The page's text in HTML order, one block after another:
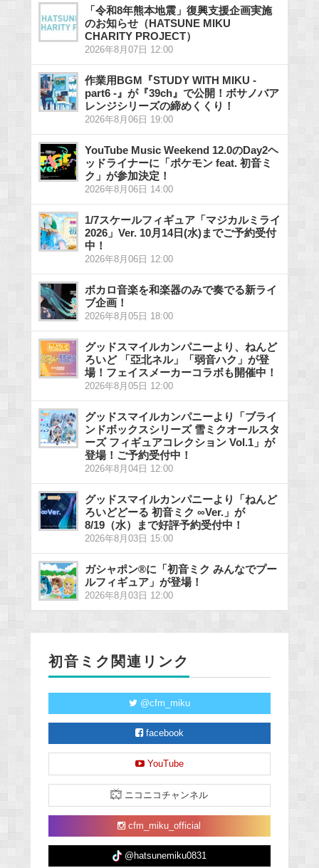
「令和8年熊本地震」復興支援企画実施
のお知らせ（HATSUNE MIKU
CHARITY PROJECT）
2026年8月07日 12:00
作業用BGM『STUDY WITH MIKU -
part6 -』が『39ch』で公開！ボサノバア
レンジシリーズの締めくくり！
2026年8月06日 19:00
YouTube Music Weekend 12.0のDay2ヘ
ッドライナーに「ポケモン feat. 初音ミ
ク」が参加決定！
2026年8月06日 14:00
1/7スケールフィギュア「マジカルミライ
2026」Ver. 10月14日(水)までご予約受付
中！
2026年8月06日 12:00
ボカロ音楽を和楽器のみで奏でる新ライ
ブ企画！
2026年8月05日 18:00
グッドスマイルカンパニーより、ねんど
ろいど 「亞北ネル」「弱音ハク」が登
場！フェイスメーカーコラボも開催中！
2026年8月05日 12:00
グッドスマイルカンパニーより「ブライ
ンドボックスシリーズ 雪ミクオールスタ
ーズ フィギュアコレクション Vol.1」が
登場！ご予約受付中！
2026年8月04日 12:00
グッドスマイルカンパニーより「ねんど
ろいどどーる 初音ミク ∞Ver.」が
8/19（水）まで好評予約受付中！
2026年8月03日 15:00
ガシャポン®に「初音ミク みんなでプー
ルフィギュア」が登場！
2026年8月03日 12:00
初音ミク関連リンク
@cfm_miku
facebook
YouTube
ニコニコチャンネル
cfm_miku_official
@hatsunemiku0831